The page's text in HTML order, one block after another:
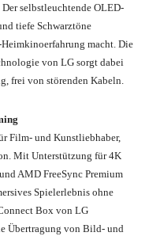
selbstleuchtende OLED-
tiefe Schwarztöne
macht. Die
von LG sorgt dabei
frei von störenden Kabeln.
Film- und Kunstliebhaber,
Mit Unterstützung für 4K
AMD FreeSync Premium
Spielerlebnis ohne
Box von LG
Übertragung von Bild- und